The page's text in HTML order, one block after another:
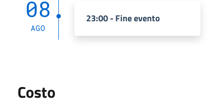
08
AGO
23:00 - Fine evento
Costo